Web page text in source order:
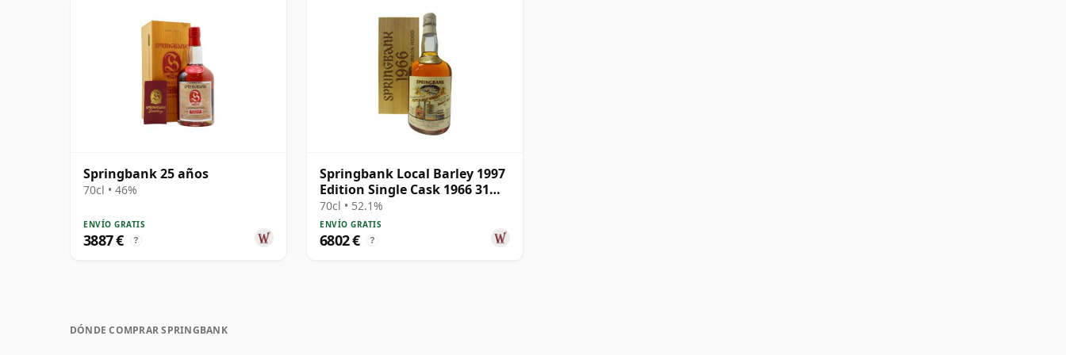
Springbank 25 años
70cl • 46%
ENVÍO GRATIS
3887 € ?
Springbank Local Barley 1997
Edition Single Cask 1966 31
años
70cl • 52.1%
ENVÍO GRATIS
6802 € ?
DÓNDE COMPRAR SPRINGBANK